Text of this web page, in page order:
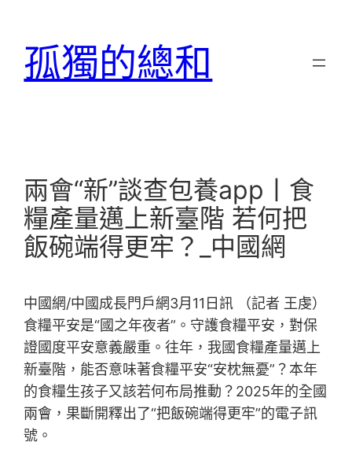
孤獨的總和
兩會“新”談查包養app丨食
糧產量邁上新臺階 若何把
飯碗端得更牢？_中國網
中國網/中國成長門戶網3月11日訊 （記者 王虔）
食糧平安是“國之年夜者”。守護食糧平安，對保
證國度平安意義嚴重。往年，我國食糧產量邁上
新臺階，能否意味著食糧平安“安枕無憂”？本年
的食糧生孩子又該若何布局推動？2025年的全國
兩會，果斷開釋出了“把飯碗端得更牢”的電子訊
號。